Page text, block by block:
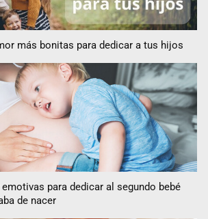
más bonitas para dedicar a tus hijos
para dedicar al segundo bebé
de nacer